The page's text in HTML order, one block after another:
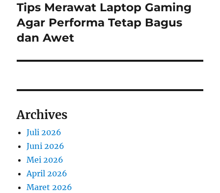
Next
post:
Tips Merawat Laptop Gaming
Agar Performa Tetap Bagus
dan Awet
Archives
Juli 2026
Juni 2026
Mei 2026
April 2026
Maret 2026